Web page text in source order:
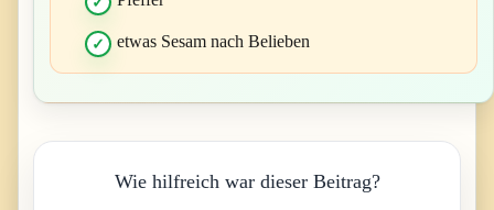
etwas Sesam nach Belieben
Wie hilfreich war dieser Beitrag?